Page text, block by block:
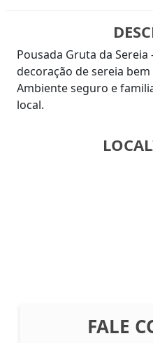
Pousada Gruta da Sereia
decoração de sereia
Ambiente seguro e
local.
FALE